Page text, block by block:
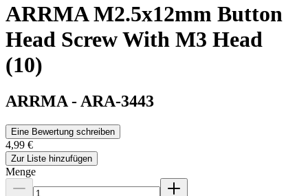
ARRMA M2.5x12mm Button
Head Screw With M3 Head
(10)
ARRMA - ARA-3443
Eine Bewertung schreiben
4,99 €
Zur Liste hinzufügen
Menge